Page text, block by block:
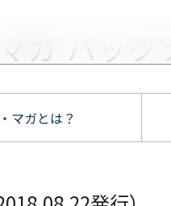
ガ バック
マガとは？